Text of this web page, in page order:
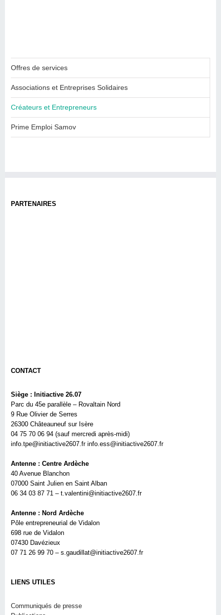
Offres de services
Associations et Entreprises Solidaires
Créateurs et Entrepreneurs
Prime Emploi Samov
PARTENAIRES
CONTACT
Siège : Initiactive 26.07
Parc du 45e parallèle – Rovaltain Nord
9 Rue Olivier de Serres
26300 Châteauneuf sur Isère
04 75 70 06 94 (sauf mercredi après-midi)
info.tpe@initiactive2607.fr info.ess@initiactive2607.fr
Antenne : Centre Ardèche
40 Avenue Blanchon
07000 Saint Julien en Saint Alban
06 34 03 87 71 – t.valentini@initiactive2607.fr
Antenne : Nord Ardèche
Pôle entrepreneurial de Vidalon
698 rue de Vidalon
07430 Davézieux
07 71 26 99 70 – s.gaudillat@initiactive2607.fr
LIENS UTILES
Communiqués de presse